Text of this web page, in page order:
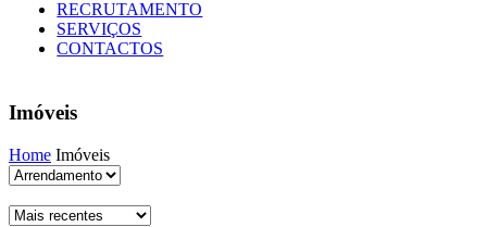
RECRUTAMENTO
SERVIÇOS
CONTACTOS
Imóveis
Home Imóveis